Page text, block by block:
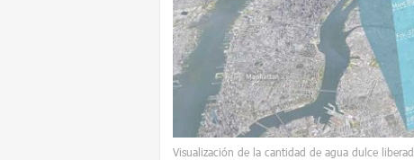
Visualización de la cantidad de agua dulce